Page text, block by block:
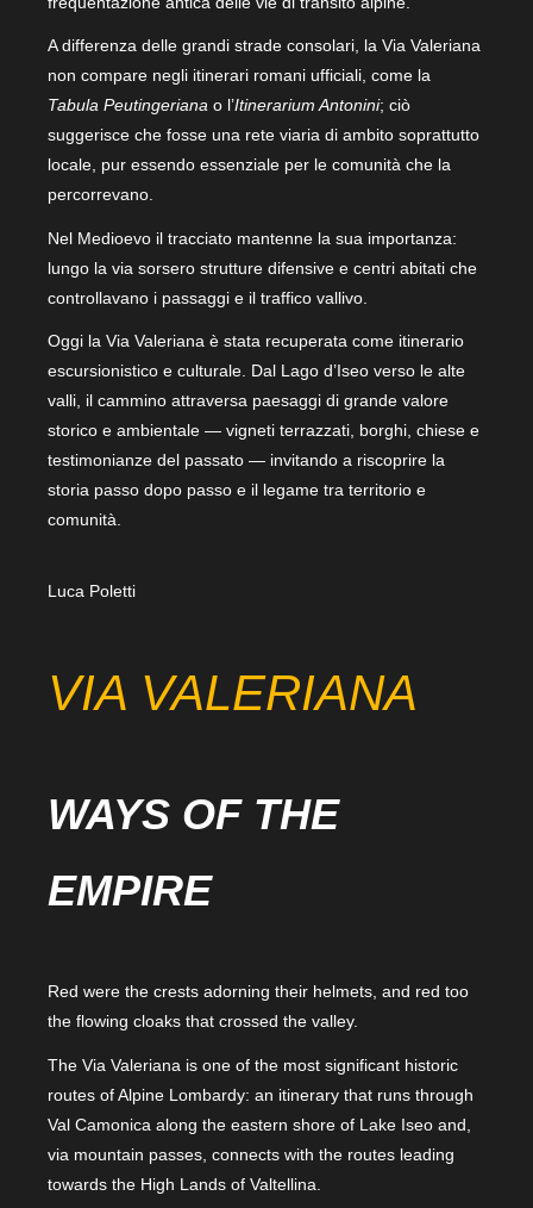
A differenza delle grandi strade consolari, la Via Valeriana
non compare negli itinerari romani ufficiali, come la
Tabula Peutingeriana o l’Itinerarium Antonini; ciò
suggerisce che fosse una rete viaria di ambito soprattutto
locale, pur essendo essenziale per le comunità che la
percorrevano.
Nel Medioevo il tracciato mantenne la sua importanza:
lungo la via sorsero strutture difensive e centri abitati che
controllavano i passaggi e il traffico vallivo.
Oggi la Via Valeriana è stata recuperata come itinerario
escursionistico e culturale. Dal Lago d’Iseo verso le alte
valli, il cammino attraversa paesaggi di grande valore
storico e ambientale — vigneti terrazzati, borghi, chiese e
testimonianze del passato — invitando a riscoprire la
storia passo dopo passo e il legame tra territorio e
comunità.
Luca Poletti
VIA VALERIANA
WAYS OF THE
EMPIRE
Red were the crests adorning their helmets, and red too
the flowing cloaks that crossed the valley.
The Via Valeriana is one of the most significant historic
routes of Alpine Lombardy: an itinerary that runs through
Val Camonica along the eastern shore of Lake Iseo and,
via mountain passes, connects with the routes leading
towards the High Lands of Valtellina.